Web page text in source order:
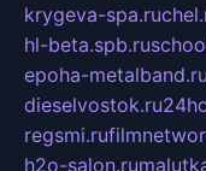
krygeva-spa.ru
hl-beta.spb.ru
epoha-metalband.ru
dieselvostok.ru
regsmi.ru
h2o-salon.ru